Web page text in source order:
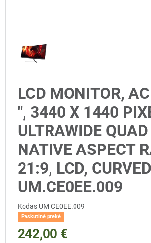
LCD MONITOR,
", 3440 X 1440
ULTRAWIDE QUAD
NATIVE ASPECT
21:9, LCD,
UM.CE0EE.009
Kodas UM.CE0EE.009
Paskutinė prekė
242,00 €